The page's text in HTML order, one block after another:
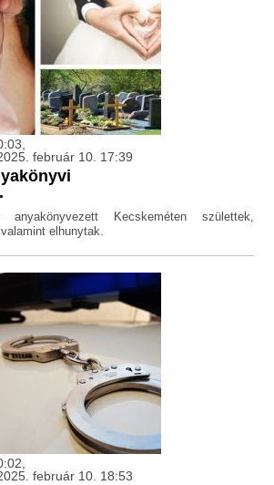
február 10. 17:39
Kecskeméten születtek,
elhunytak.
február 10. 18:53